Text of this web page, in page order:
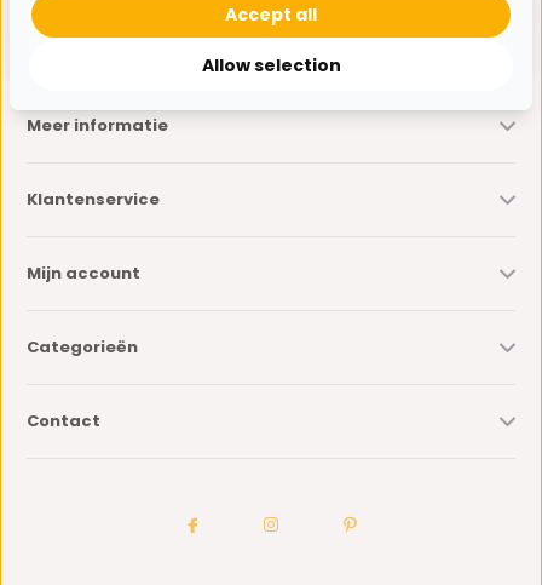
* Lees hier de wettelijke beperkingen
Meer informatie
Klantenservice
Mijn account
Categorieën
Contact
Allow selection
Accept all